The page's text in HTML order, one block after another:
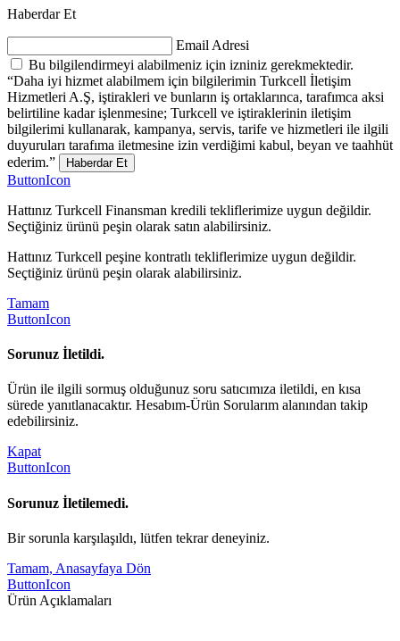
Haberdar Et
Email Adresi
Bu bilgilendirmeyi alabilmeniz için izniniz gerekmektedir.
“Daha iyi hizmet alabilmem için bilgilerimin Turkcell İletişim
Hizmetleri A.Ş, iştirakleri ve bunların iş ortaklarınca, tarafımca aksi
belirtiline kadar işlenmesine; Turkcell ve iştiraklerinin iletişim
bilgilerimi kullanarak, kampanya, servis, tarife ve hizmetleri ile ilgili
duyuruları tarafıma iletmesine izin verdiğimi kabul, beyan ve taahhüt
ederim.”
Haberdar Et
ButtonIcon
Hattınız Turkcell Finansman kredili tekliflerimize uygun değildir.
Seçtiğiniz ürünü peşin olarak satın alabilirsiniz.
Hattınız Turkcell peşine kontratlı tekliflerimize uygun değildir.
Seçtiğiniz ürünü peşin olarak alabilirsiniz.
Tamam
ButtonIcon
Sorunuz İletildi.
Ürün ile ilgili sormuş olduğunuz soru satıcımıza iletildi, en kısa
sürede yanıtlanacaktır. Hesabım-Ürün Sorularım alanından takip
edebilirsiniz.
Kapat
ButtonIcon
Sorunuz İletilemedi.
Bir sorunla karşılaşıldı, lütfen tekrar deneyiniz.
Tamam, Anasayfaya Dön
ButtonIcon
Ürün Açıklamaları